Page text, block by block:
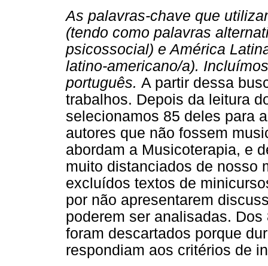
As palavras-chave que
(tendo como palavras
psicossocial) e América
latino-americano/a).
português. A partir dessa
trabalhos. Depois da leitura
selecionamos 85 deles para
autores que não fossem
abordam a Musicoterapia, e
muito distanciados de nosso
excluídos textos de
por não apresentarem
poderem ser analisadas.
foram descartados porque
respondiam aos critérios de